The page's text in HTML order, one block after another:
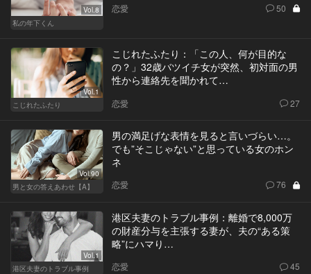
Vol.8
私の年下くん
恋愛 50
Vol.1
こじれたふたり
こじれたふたり：「この人、何が目的な
の？」32歳バツイチ女が突然、初対面の男
性から連絡先を聞かれて…
恋愛 27
Vol.90
男と女の答えあわせ【A】
男の満足げな表情を見ると言いづらい…。
でも”そこじゃない”と思っている女のホン
ネ
恋愛 76
Vol.1
港区夫妻のトラブル事例
港区夫妻のトラブル事例：離婚で8,000万
の財産分与を主張する妻が、夫の“ある策
略”にハマり…
恋愛 45